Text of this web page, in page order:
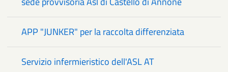
APP "JUNKER" per la raccolta differenziata
Servizio infermieristico dell'ASL AT